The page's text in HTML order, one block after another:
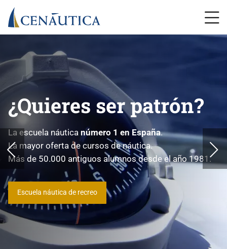
¿Quieres ser patrón?
La escuela náutica número 1 en España.
La mayor oferta de cursos de náutica.
Más de 50.000 antiguos alumnos desde el año 1981.
Escuela náutica de recreo